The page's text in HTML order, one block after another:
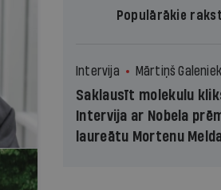
Populārākie
Intervija
Saklausīt molekulu
Intervija ar Nobela
laureātu Mortenu